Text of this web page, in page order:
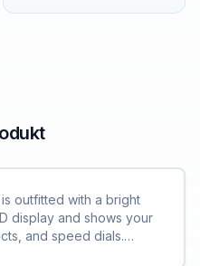
outfitted with a bright
display and shows your
and speed dials.